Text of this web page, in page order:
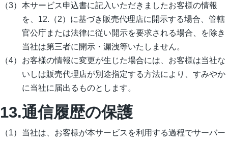
本サービス申込書に記入いただきましたお客様の情報
を、12.（2）に基づき販売代理店に開示する場合、管轄
官公庁または法律に従い開示を要求される場合、を除き
当社は第三者に開示・漏洩等いたしません。
お客様の情報に変更が生じた場合には、お客様は当社な
いしは販売代理店が別途指定する方法により、すみやか
に当社に届出るものとします。
13.通信履歴の保護
当社は、お客様が本サービスを利用する過程でサーバー